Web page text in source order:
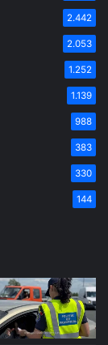
2.442
2.053
1.252
1.139
988
383
330
144